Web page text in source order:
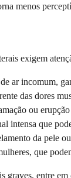
menos
exigem
ar incomum,
das dores
ou
intensa que
da pele
que
graves, entre